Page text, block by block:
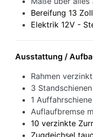
Bereifung 13 Zoll
Elektrik 12V -
Ausstattung /
Rahmen verzinkt
3
1
Auflaufbremse
10 verzinkte